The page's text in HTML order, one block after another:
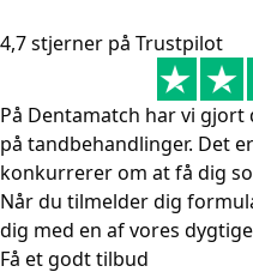
4,7 stjerner på Trustpilot
På Dentamatch har vi
på tandbehandlinger. Det
konkurrerer om at få dig
Når du tilmelder dig
dig med en af vores
Få et godt tilbud